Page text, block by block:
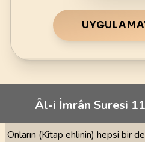
Âl-i İmrân Suresi
Onların (Kitap ehlinin) hepsi bir